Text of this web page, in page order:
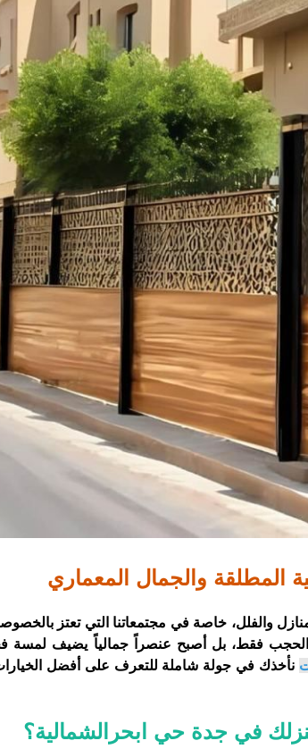
المطلقة والجمال المعماري
والفلل، خاصة في مجتمعاتنا التي تعتز
الحجب فقط، بل أصبح عنصراً جمالياً يضيف لمسة
نأخذك في جولة شاملة للتعرف على أفضل
في جدة حي ابحرالشمالية؟